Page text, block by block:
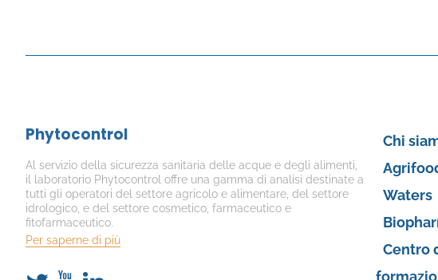
Phytocontrol
Al servizio della sicurezza sanitaria delle acque e degli alimenti,
il laboratorio Phytocontrol offre una gamma di analisi destinate a
tutti gli operatori del settore agricolo e alimentare, del settore
idrologico, e del settore cosmetico, farmaceutico e
fitofarmaceutico.
Per saperne di più
Chi
Waters
Centro